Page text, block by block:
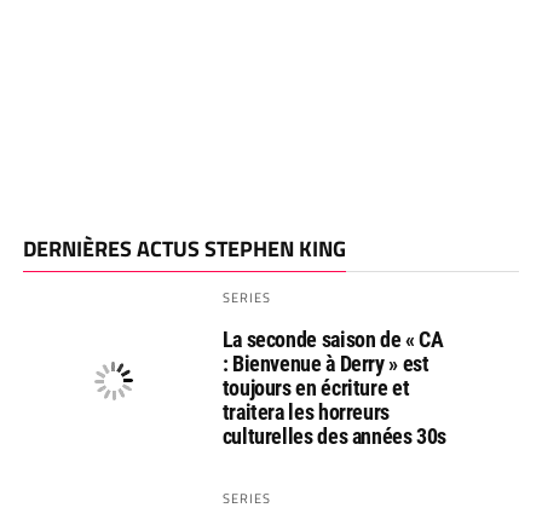
DERNIÈRES ACTUS STEPHEN KING
SERIES
La seconde saison de « CA
: Bienvenue à Derry » est
toujours en écriture et
traitera les horreurs
culturelles des années 30s
SERIES